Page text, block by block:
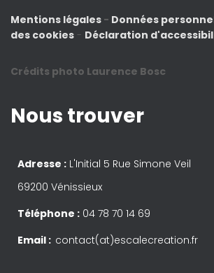
Mentions légales - Données
des cookies - Déclaration
Crédits photo Laurence Bosc
Nous trouver
Adresse : L'Initial 5 Rue Simone Veil
69200 Vénissieux
Téléphone : 04 78 70 14 69
Email : contact(at)escalecreation.fr